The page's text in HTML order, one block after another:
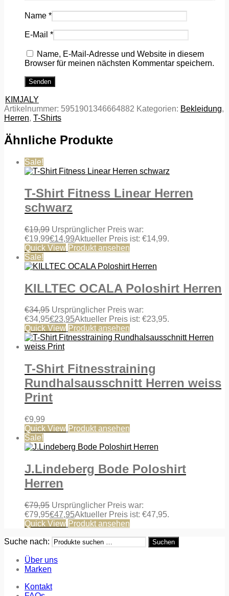
Name *
E-Mail *
Name, E-Mail-Adresse und Website in diesem
Browser für meinen nächsten Kommentar speichern.
KIMJALY
Artikelnummer: 5951901346664882 Kategorien: Bekleidung,
Herren, T-Shirts
Ähnliche Produkte
Sale!
T-Shirt Fitness Linear Herren
schwarz
€19,99 Ursprünglicher Preis war:
€19,99€14,99Aktueller Preis ist: €14,99.
Quick View Produkt ansehen
Sale!
KILLTEC OCALA Poloshirt Herren
€34,95 Ursprünglicher Preis war:
€34,95€23,95Aktueller Preis ist: €23,95.
Quick View Produkt ansehen
T-Shirt Fitnesstraining
Rundhalsausschnitt Herren weiss
Print
€9,99
Quick View Produkt ansehen
Sale!
J.Lindeberg Bode Poloshirt
Herren
€79,95 Ursprünglicher Preis war:
€79,95€47,95Aktueller Preis ist: €47,95.
Quick View Produkt ansehen
Suche nach: Suchen
Über uns
Marken
Kontakt